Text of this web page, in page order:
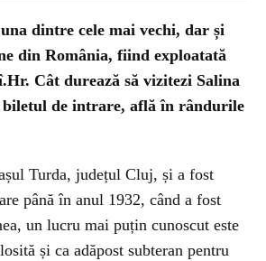
dintre cele mai vechi, dar și
din România, fiind exploatată
Cât durează să vizitezi Salina
biletul de intrare, află în rândurile
Turda, județul Cluj, și a fost
până în anul 1932, când a fost
un lucru mai puțin cunoscut este
și ca adăpost subteran pentru